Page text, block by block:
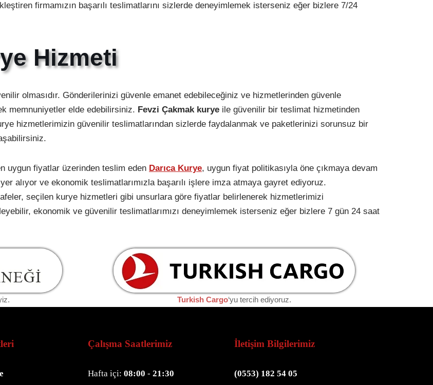
firmamızın başarılı teslimatlarını sizlerde deneyimlemek isterseniz eğer bizlere 7/24
Hizmeti
olmasıdır. Gönderilerinizi güvenle emanet edebileceğiniz ve hizmetlerinden güvenle
memnuniyetler elde edebilirsiniz. Fevzi Çakmak kurye ile güvenilir bir teslimat hizmetinden
hizmetlerimizin güvenilir teslimatlarından sizlerde faydalanmak ve paketlerinizi sorunsuz bir
uygun fiyatlar üzerinden teslim eden Darıca Kurye, uygun fiyat politikasıyla öne çıkmaya devam
alıyor ve ekonomik teslimatlarımızla başarılı işlere imza atmaya gayret ediyoruz.
seçilen kurye hizmetleri gibi unsurlara göre fiyatlar belirlenerek hizmetlerimizi
ekonomik ve güvenilir teslimatlarımızı deneyimlemek isterseniz eğer bizlere 7 gün 24 saat
Turkish Cargo‘yu tercih ediyoruz.
Çalışma Saatlerimiz
Hafta içi: 08:00 - 21:30
İletişim Bilgilerimiz
(0553) 182 54 05